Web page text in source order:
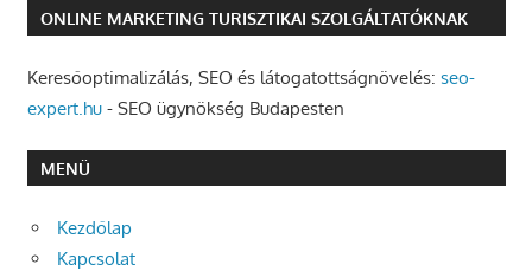
ONLINE MARKETING TURISZTIKAI SZOLGÁLTATÓKNAK
Keresőoptimalizálás, SEO és látogatottságnövelés: seo-
expert.hu- SEO ügynökség Budapesten
MENÜ
Kezdőlap
Kapcsolat